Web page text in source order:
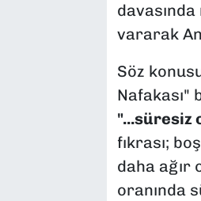
davasında
vararak
Söz
Nafakası"
"...süresiz
fıkrası;
daha ağır
oranında